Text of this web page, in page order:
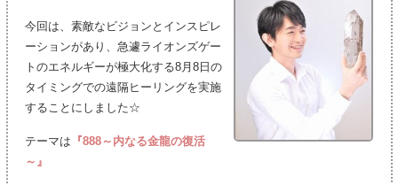
今回は、素敵なビジョンとインスピレ
ーションがあり、急遽ライオンズゲー
トのエネルギーが極大化する8月8日の
タイミングでの遠隔ヒーリングを実施
することにしました☆
テーマは 『888～内なる金龍の復活
～』